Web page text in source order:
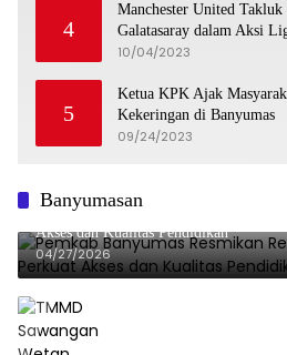
4
Manchester United
Galatasaray dalam Aksi
10/04/2023
5
Ketua KPK Ajak
Kekeringan di Banyumas
09/24/2023
Banyumasan
Pemkab Banyumas Resmikan
Akses dan Kualitas Pendidikan
04/27/2026